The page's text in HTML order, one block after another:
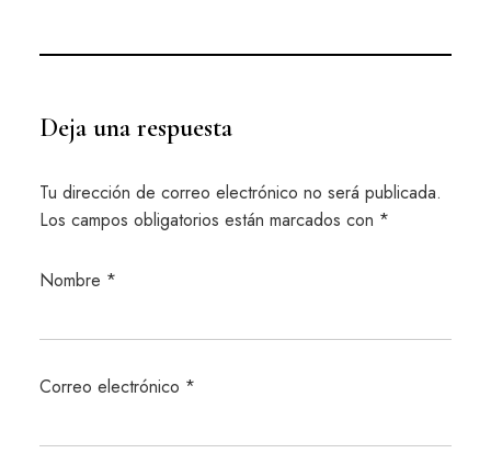
Deja una respuesta
Tu dirección de correo electrónico no será publicada.
Los campos obligatorios están marcados con *
Nombre *
Correo electrónico *